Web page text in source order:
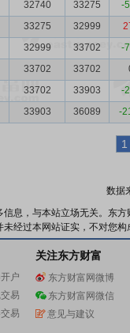
32740 33275
-
33275 32999
32999 33702
-
33702 33702
33702 33903
-
33903 36089 -
1
数据
息，与本站立场无关。东
经过本网站证实，不对您
户
易
易
关注东方财富
东方财富网微博
东方财富网微信
意见与建议